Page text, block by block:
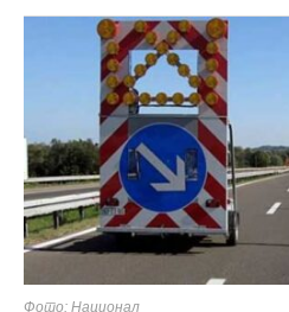
Фото: Национал